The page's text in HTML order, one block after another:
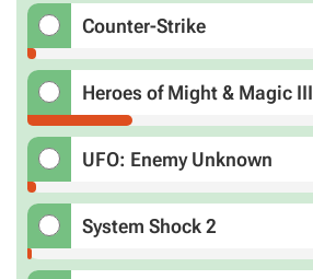
Counter-Strike
Heroes of Might & Magic III
UFO: Enemy Unknown
System Shock 2